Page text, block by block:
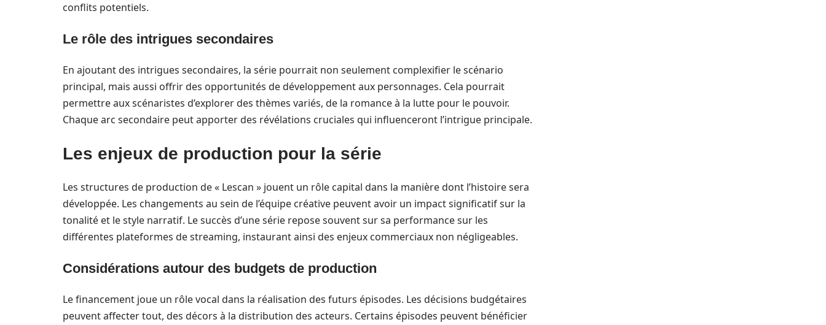
conflits potentiels.
Le rôle des intrigues secondaires
En ajoutant des intrigues secondaires, la série pourrait non seulement complexifier le scénario
principal, mais aussi offrir des opportunités de développement aux personnages. Cela pourrait
permettre aux scénaristes d’explorer des thèmes variés, de la romance à la lutte pour le pouvoir.
Chaque arc secondaire peut apporter des révélations cruciales qui influenceront l’intrigue principale.
Les enjeux de production pour la série
Les structures de production de « Lescan » jouent un rôle capital dans la manière dont l’histoire sera
développée. Les changements au sein de l’équipe créative peuvent avoir un impact significatif sur la
tonalité et le style narratif. Le succès d’une série repose souvent sur sa performance sur les
différentes plateformes de streaming, instaurant ainsi des enjeux commerciaux non négligeables.
Considérations autour des budgets de production
Le financement joue un rôle vocal dans la réalisation des futurs épisodes. Les décisions budgétaires
peuvent affecter tout, des décors à la distribution des acteurs. Certains épisodes peuvent bénéficier